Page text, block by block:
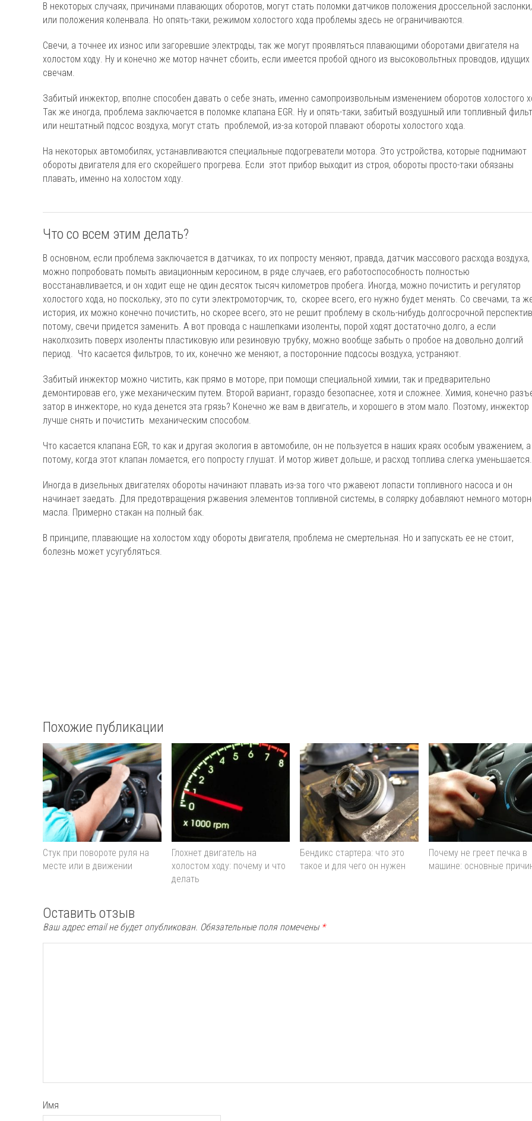
В некоторых случаях, причинами плавающих оборотов, могут стать поломки датчиков положения дроссельной заслонки,
или положения коленвала. Но опять-таки, режимом холостого хода проблемы здесь не ограничиваются.
Свечи, а точнее их износ или загоревшие электроды, так же могут проявляться плавающими оборотами двигателя на
холостом ходу. Ну и конечно же мотор начнет сбоить, если имеется пробой одного из высоковольтных проводов, идущих
свечам.
Забитый инжектор, вполне способен давать о себе знать, именно самопроизвольным изменением оборотов холостого
Так же иногда, проблема заключается в поломке клапана EGR. Ну и опять-таки, забитый воздушный или топливный
или нештатный подсос воздуха, могут стать проблемой, из-за которой плавают обороты холостого хода.
На некоторых автомобилях, устанавливаются специальные подогреватели мотора. Это устройства, которые поднимают
обороты двигателя для его скорейшего прогрева. Если этот прибор выходит из строя, обороты просто-таки обязаны
плавать, именно на холостом ходу.
Что со всем этим делать?
В основном, если проблема заключается в датчиках, то их попросту меняют, правда, датчик массового расхода воздуха,
можно попробовать помыть авиационным керосином, в ряде случаев, его работоспособность полностью
восстанавливается, и он ходит еще не один десяток тысяч километров пробега. Иногда, можно почистить и регулятор
холостого хода, но поскольку, это по сути электромоторчик, то, скорее всего, его нужно будет менять. Со свечами, та
история, их можно конечно почистить, но скорее всего, это не решит проблему в сколь-нибудь долгосрочной
потому, свечи придется заменить. А вот провода с нашлепками изоленты, порой ходят достаточно долго, а если
наколхозить поверх изоленты пластиковую или резиновую трубку, можно вообще забыть о пробое на довольно долгий
период. Что касается фильтров, то их, конечно же меняют, а посторонние подсосы воздуха, устраняют.
Забитый инжектор можно чистить, как прямо в моторе, при помощи специальной химии, так и предварительно
демонтировав его, уже механическим путем. Второй вариант, гораздо безопаснее, хотя и сложнее. Химия, конечно
затор в инжекторе, но куда денется эта грязь? Конечно же вам в двигатель, и хорошего в этом мало. Поэтому, инжектор
лучше снять и почистить механическим способом.
Что касается клапана EGR, то как и другая экология в автомобиле, он не пользуется в наших краях особым уважением, а
потому, когда этот клапан ломается, его попросту глушат. И мотор живет дольше, и расход топлива слегка уменьшается.
Иногда в дизельных двигателях обороты начинают плавать из-за того что ржавеют лопасти топливного насоса и он
начинает заедать. Для предотвращения ржавения элементов топливной системы, в солярку добавляют немного
масла. Примерно стакан на полный бак.
В принципе, плавающие на холостом ходу обороты двигателя, проблема не смертельная. Но и запускать ее не стоит,
болезнь может усугубляться.
Похожие публикации
Стук при повороте руля на
месте или в движении
Глохнет двигатель на
холостом ходу: почему и что
делать
Бендикс стартера: что это
такое и для чего он нужен
Почему не греет печка в
машине: основные
Оставить отзыв
Ваш адрес email не будет опубликован. Обязательные поля помечены *
Имя